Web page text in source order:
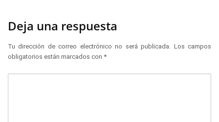
Deja una respuesta
Tu dirección de correo electrónico no será publicada.
Los campos
obligatorios están marcados con *